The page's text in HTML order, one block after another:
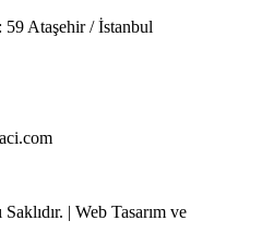
Ataşehir / İstanbul
| Web Tasarım ve